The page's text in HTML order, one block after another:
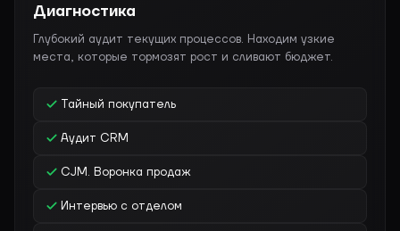
Диагностика
Глубокий аудит текущих процессов. Находим узкие
места, которые тормозят рост и сливают бюджет.
Тайный покупатель
Аудит CRM
CJM. Воронка продаж
Интервью с отделом